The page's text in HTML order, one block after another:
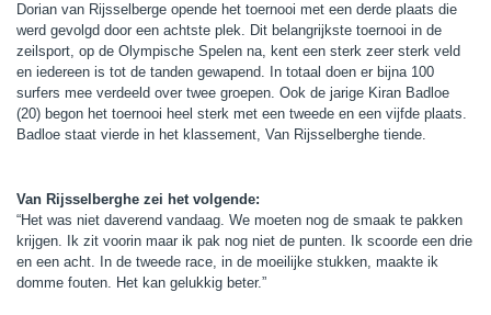
Dorian van Rijsselberge opende het toernooi met een derde plaats die
werd gevolgd door een achtste plek. Dit belangrijkste toernooi in de
zeilsport, op de Olympische Spelen na, kent een sterk zeer sterk veld
en iedereen is tot de tanden gewapend. In totaal doen er bijna 100
surfers mee verdeeld over twee groepen. Ook de jarige Kiran Badloe
(20) begon het toernooi heel sterk met een tweede en een vijfde plaats.
Badloe staat vierde in het klassement, Van Rijsselberghe tiende.
Van Rijsselberghe zei het volgende:
“Het was niet daverend vandaag. We moeten nog de smaak te pakken
krijgen. Ik zit voorin maar ik pak nog niet de punten. Ik scoorde een drie
en een acht. In de tweede race, in de moeilijke stukken, maakte ik
domme fouten. Het kan gelukkig beter.”